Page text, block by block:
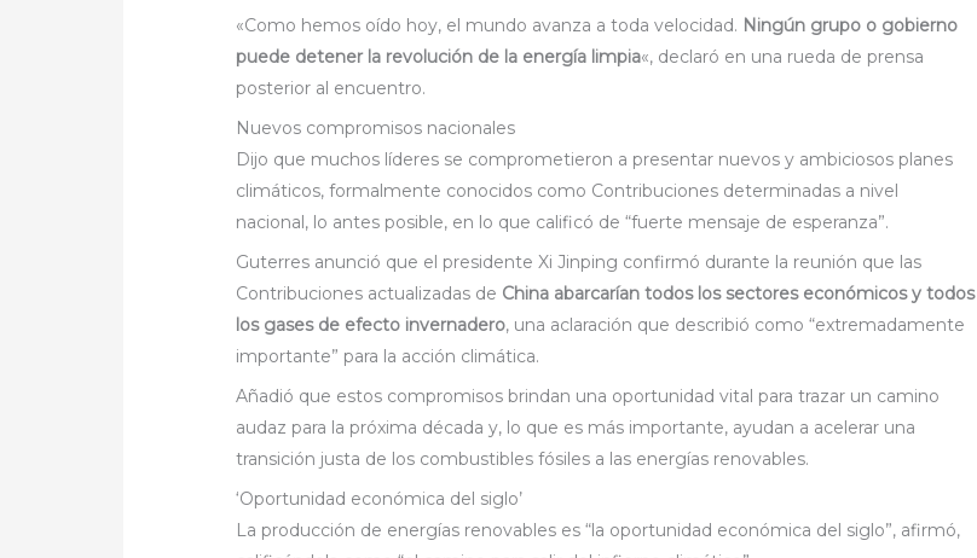
«Como hemos oído hoy, el mundo avanza a toda velocidad. Ningún grupo o gobierno
puede detener la revolución de la energía limpia«, declaró en una rueda de prensa
posterior al encuentro.
Nuevos compromisos nacionales
Dijo que muchos líderes se comprometieron a presentar nuevos y ambiciosos planes
climáticos, formalmente conocidos como Contribuciones determinadas a nivel
nacional, lo antes posible, en lo que calificó de “fuerte mensaje de esperanza”.
Guterres anunció que el presidente Xi Jinping confirmó durante la reunión que las
Contribuciones actualizadas de China abarcarían todos los sectores económicos y todos
los gases de efecto invernadero, una aclaración que describió como “extremadamente
importante” para la acción climática.
Añadió que estos compromisos brindan una oportunidad vital para trazar un camino
audaz para la próxima década y, lo que es más importante, ayudan a acelerar una
transición justa de los combustibles fósiles a las energías renovables.
‘Oportunidad económica del siglo’
La producción de energías renovables es “la oportunidad económica del siglo”, afirmó,